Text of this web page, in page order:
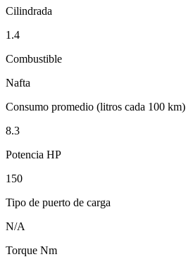
Cilindrada
1.4
Combustible
Nafta
Consumo promedio (litros cada 100 km)
8.3
Potencia HP
150
Tipo de puerto de carga
N/A
Torque Nm